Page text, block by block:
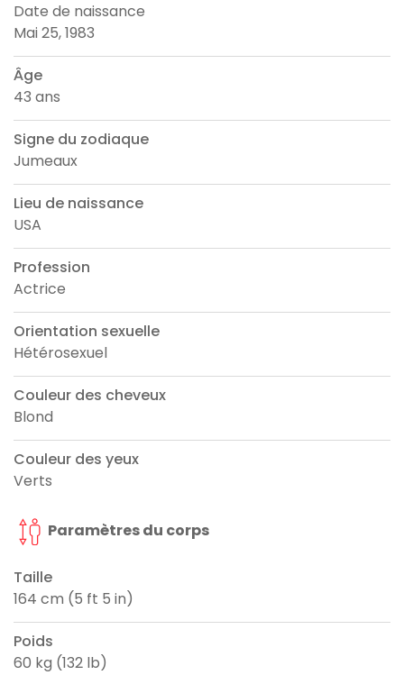
Date de naissance
Mai 25, 1983
Âge
43 ans
Signe du zodiaque
Jumeaux
Lieu de naissance
USA
Profession
Actrice
Orientation sexuelle
Hétérosexuel
Couleur des cheveux
Blond
Couleur des yeux
Verts
Paramètres du corps
Taille
164 cm (5 ft 5 in)
Poids
60 kg (132 lb)